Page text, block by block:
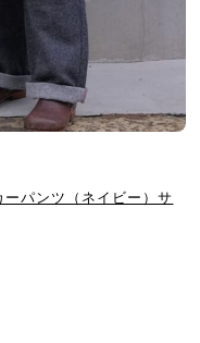
ーパンツ（ネイビー）サ